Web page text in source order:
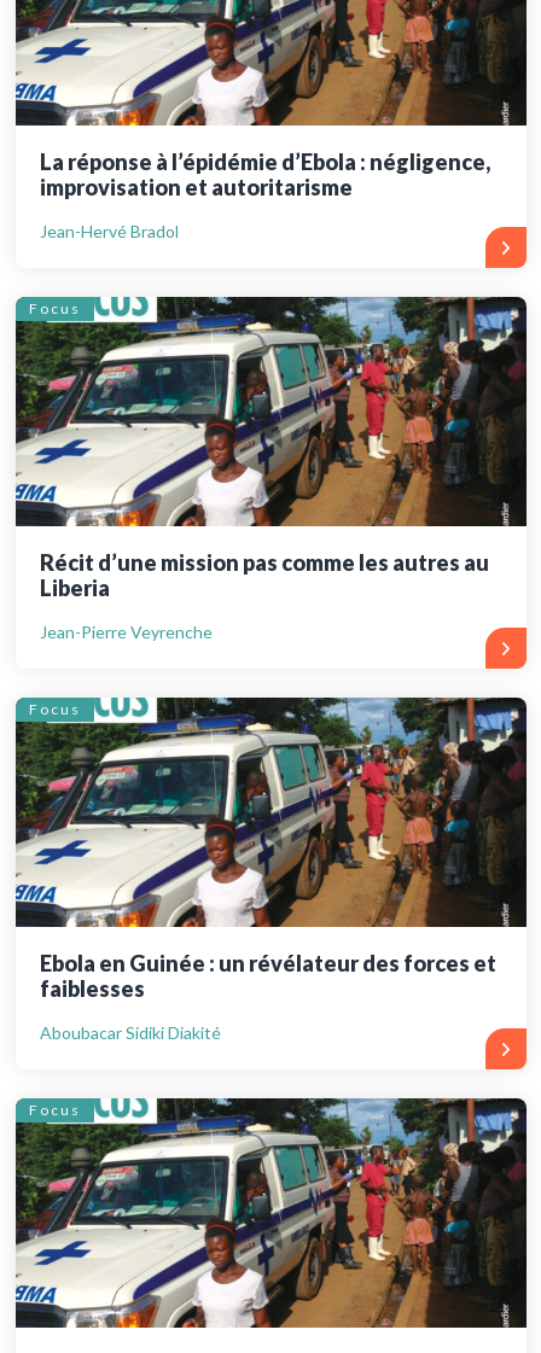
La réponse à l’épidémie d’Ebola : négligence,
improvisation et autoritarisme
Jean-Hervé Bradol
Focus
Récit d’une mission pas comme les autres au
Liberia
Jean-Pierre Veyrenche
Focus
Ebola en Guinée : un révélateur des forces et
faiblesses
Aboubacar Sidiki Diakité
Focus